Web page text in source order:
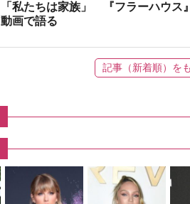
「私たちは家族」 『フラーハウス
動画で語る
記事（新着順）を